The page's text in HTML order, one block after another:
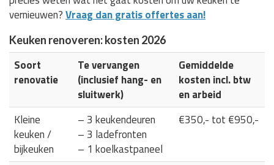
vernieuwen?Vraag dan gratis offertes aan!
Keuken renoveren: kosten 2026
Soort
renovatie
Te vervangen
(inclusief hang- en
sluitwerk)
Gemiddelde
kosten incl. btw
en arbeid
Kleine
keuken /
bijkeuken
– 3 keukendeuren
– 3 ladefronten
– 1 koelkastpaneel
€350,- tot €950,-